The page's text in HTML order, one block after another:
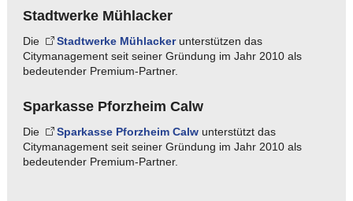
Stadtwerke Mühlacker
Die Stadtwerke Mühlackerunterstützen das
Citymanagement seit seiner Gründung im Jahr 2010 als
bedeutender Premium-Partner.
Sparkasse Pforzheim Calw
Die Sparkasse Pforzheim Calwunterstützt das
Citymanagement seit seiner Gründung im Jahr 2010 als
bedeutender Premium-Partner.